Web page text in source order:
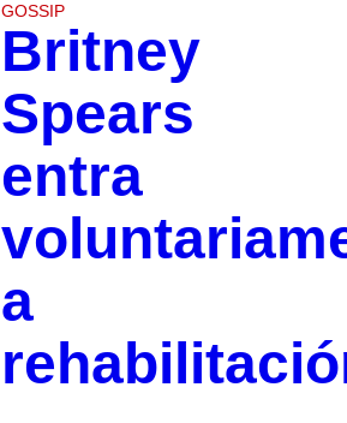
GOSSIP
Britney
Spears
entra
a